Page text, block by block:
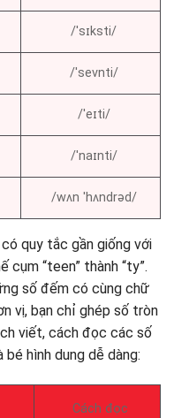
/ˈsɪksti/
/ˈsevnti/
/ˈeɪti/
/ˈnaɪnti/
/wʌn ˈhʌndrəd/
quy tắc gần giống với
“teen” thành “ty”.
số đếm có cùng chữ
vị, bạn chỉ ghép số tròn
viết, cách đọc các số
hình dung dễ dàng:
Cách đọc